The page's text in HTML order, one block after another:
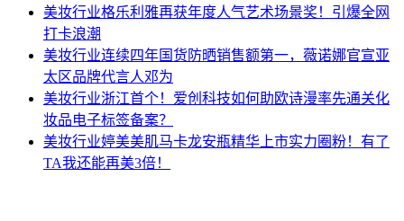
美妆行业格乐利雅再获年度人气艺术场景奖！引爆全网
打卡浪潮
美妆行业连续四年国货防晒销售额第一，薇诺娜官宣亚
太区品牌代言人邓为
美妆行业浙江首个！爱创科技如何助欧诗漫率先通关化
妆品电子标签备案？
美妆行业婷美美肌马卡龙安瓶精华上市实力圈粉！有了
TA我还能再美3倍！